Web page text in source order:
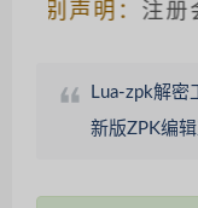
别声明：注册会
Lua-zpk解密
新版ZPK编辑